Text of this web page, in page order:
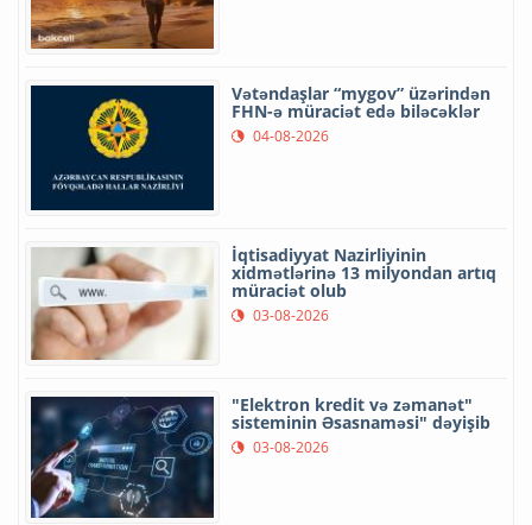
Vətəndaşlar “mygov” üzərindən
FHN-ə müraciət edə biləcəklər
04-08-2026
İqtisadiyyat Nazirliyinin
xidmətlərinə 13 milyondan artıq
müraciət olub
03-08-2026
"Elektron kredit və zəmanət"
sisteminin Əsasnaməsi" dəyişib
03-08-2026